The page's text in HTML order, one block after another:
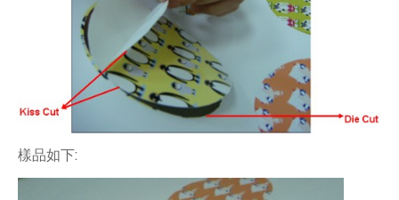
樣品如下: